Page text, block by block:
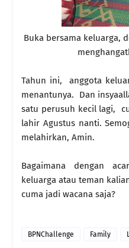
Buka bersama keluarga,
Tahun ini, anggota
menantunya. Dan
satu perusuh kecil lagi,
lahir Agustus nanti.
melahirkan, Amin.
Bagaimana dengan
keluarga atau teman
cuma jadi wacana saja?
BPNChallenge Family